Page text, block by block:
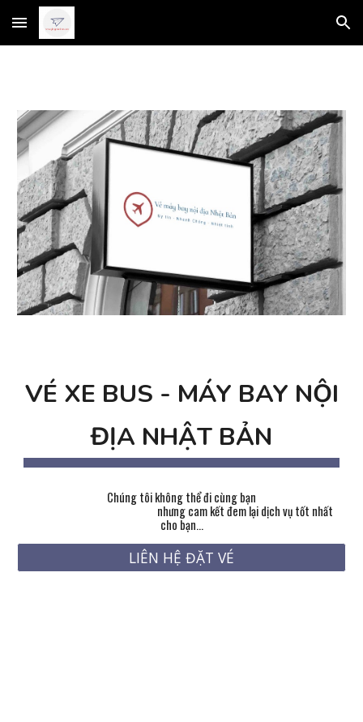
Skip to main content Skip to navigation
VÉ XE BUS - MÁY BAY NỘI
ĐỊA NHẬT BẢN
Chúng tôi không thể đi cùng bạn
nhưng cam kết đem lại dịch vụ tốt nhất
cho bạn...
LIÊN HỆ ĐẶT VÉ